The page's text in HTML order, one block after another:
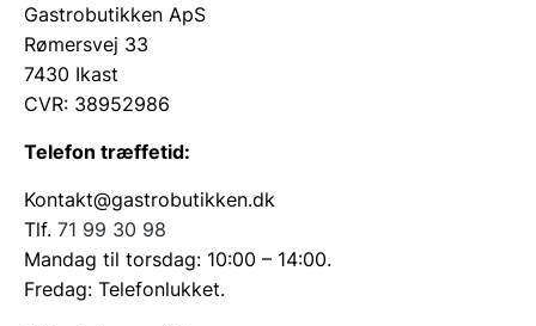
Gastrobutikken ApS
Rømersvej 33
7430 Ikast
CVR: 38952986
Telefon træffetid:
Kontakt@gastrobutikken.dk
Tlf. 71 99 30 98
Mandag til torsdag: 10:00 – 14:00.
Fredag: Telefonlukket.